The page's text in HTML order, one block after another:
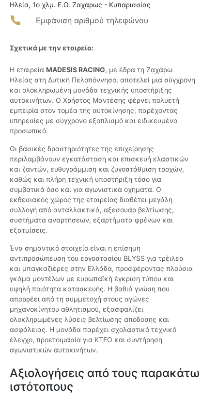
Ηλεία, 1ο χλμ. Ε.Ο. Ζαχάρως - Κυπαρισσίας
Εμφάνιση αριθμού τηλεφώνου
Σχετικά με την εταιρεία:
Η εταιρεία MADESIS RACING, με έδρα τη Ζαχάρω
Ηλείας στη Δυτική Πελοπόννησο, αποτελεί μια σύγχρονη
και ολοκληρωμένη μονάδα τεχνικής υποστήριξης
αυτοκινήτων. Ο Χρήστος Μαντέσης φέρνει πολυετή
εμπειρία στον τομέα της αυτοκίνησης, παρέχοντας
υπηρεσίες με σύγχρονο εξοπλισμό και ειδικευμένο
προσωπικό.
Οι βασικές δραστηριότητες της επιχείρησης
περιλαμβάνουν εγκατάσταση και επισκευή ελαστικών
και ζαντών, ευθυγράμμιση και ζυγοστάθμιση τροχών,
καθώς και πλήρη τεχνική υποστήριξη τόσο για
συμβατικά όσο και για αγωνιστικά οχήματα. Ο
εκθεσιακός χώρος της εταιρείας διαθέτει μεγάλη
συλλογή από ανταλλακτικά, αξεσουάρ βελτίωσης,
συστήματα αναρτήσεων, εξαρτήματα φρένων και
εξατμίσεις.
Ένα σημαντικό στοιχείο είναι η επίσημη
αντιπροσώπευση του εργοστασίου BLYSS για τρέιλερ
και μπαγκαζιέρες στην Ελλάδα, προσφέροντας πλούσια
γκάμα μοντέλων με ευρωπαϊκή έγκριση τύπου και
υψηλή ποιότητα κατασκευής. Η βαθιά γνώση που
απορρέει από τη συμμετοχή στους αγώνες
μηχανοκίνητου αθλητισμού, εξασφαλίζει
ολοκληρωμένες λύσεις βελτίωσης απόδοσης και
ασφάλειας. Η μονάδα παρέχει σχολαστικό τεχνικό
έλεγχο, προετοιμασία για ΚΤΕΟ και συντήρηση
αγωνιστικών αυτοκινήτων.
Αξιολογήσεις από τους παρακάτω
ιστότοπους